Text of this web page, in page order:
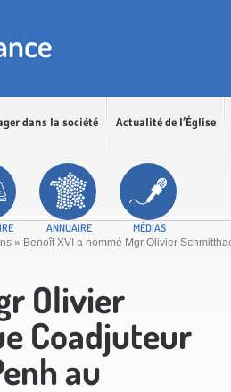
dans la société Actualité de l’Église
ANNUAIRE MÉDIAS
» Benoît XVI a nommé Mgr Olivier
Olivier
Coadjuteur
au